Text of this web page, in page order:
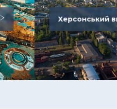
Херсонський